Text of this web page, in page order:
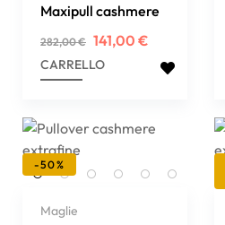
Maxipull cashmere
Prezzo
regolare
282,00 € Prezzo
141,00 €
CARRELLO
-50%
Maglie